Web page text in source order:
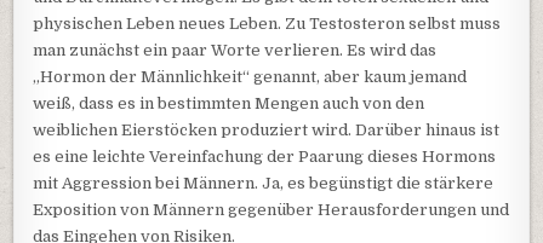
physischen Leben neues Leben. Zu Testosteron selbst muss
man zunächst ein paar Worte verlieren. Es wird das
„Hormon der Männlichkeit“ genannt, aber kaum jemand
weiß, dass es in bestimmten Mengen auch von den
weiblichen Eierstöcken produziert wird. Darüber hinaus ist
es eine leichte Vereinfachung der Paarung dieses Hormons
mit Aggression bei Männern. Ja, es begünstigt die stärkere
Exposition von Männern gegenüber Herausforderungen und
das Eingehen von Risiken.